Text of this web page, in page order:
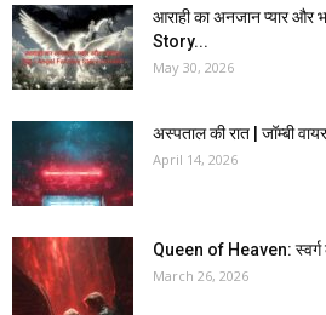
आराही का अनजान प्यार
Story...
May 30, 2026
अस्पताल की रात | जॉम्बी
April 14, 2026
Queen of Heaven: स्वर्ग
March 26, 2026